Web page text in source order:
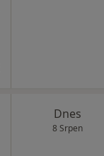
Dnes
8 Srpen